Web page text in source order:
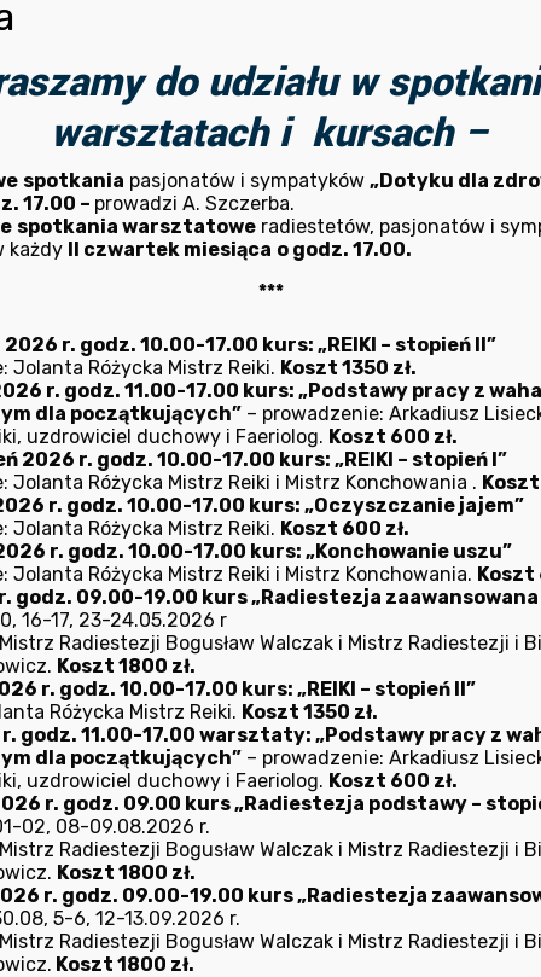
10.00 rozpoczęcie kursu:„REIKI – stopień II”–
28 sierpnia 2022 r.
godz. 09.00 rozpoczęcie kursu:
Radiestezji i Bioenergoterapii.Kontynuacja 11.09,
godz. 17.00 rozpoczęcie nowej edycji kursu:„Dotyk dla
instruktor kinezjologii stosowanej Antoni Szczerba.
r.
r.godz. 10.00 rozpoczęcie kursu:„Terapie Misami –
nauczyciel i instruktor Terapii Dźwiękiem mgr
2022 r.
18.00 wykład
pt. „REIKI
(wstęp
W piątek 8
Stowarzyszenie
wykład pt.
podświadomości” –
do udziału w
warsztatach i kursach –
spotkania pasjonatów i sympatyków „Dotyku dla
17.00 – prowadzi A. Szczerba.
spotkania warsztatoweradiestetów, pasjonatów i
każdy II czwartek miesiąca o godz. 17.00.
***
r. godz. 10.00-17.00 kurs: „REIKI – stopień II”
Jolanta Różycka Mistrz Reiki. Koszt 1350 zł.
r. godz. 11.00-17.00 kurs: „Podstawy pracy z
dla początkujących”– prowadzenie: Arkadiusz
uzdrowiciel duchowy i Faeriolog. Koszt 600 zł.
2026 r. godz. 10.00-17.00 kurs: „REIKI – stopień I”
Jolanta Różycka Mistrz Reiki i Mistrz Konchowania . Koszt
r. godz. 10.00-17.00 kurs: „Oczyszczanie jajem”
Jolanta Różycka Mistrz Reiki. Koszt 600 zł.
r. godz. 10.00-17.00 kurs: „Konchowanie uszu”
Jolanta Różycka Mistrz Reiki i Mistrz Konchowania. Koszt
godz. 09.00-19.00 kurs „Radiestezja zaawansowana
16-17, 23-24.05.2026 r
Radiestezji Bogusław Walczak i Mistrz Radiestezji i
Koszt 1800 zł.
r. godz. 10.00-17.00 kurs: „REIKI – stopień II”
Różycka Mistrz Reiki. Koszt 1350 zł.
godz. 11.00-17.00 warsztaty: „Podstawy pracy z
dla początkujących”– prowadzenie: Arkadiusz
uzdrowiciel duchowy i Faeriolog. Koszt 600 zł.
r. godz. 09.00 kurs „Radiestezja podstawy –
02, 08-09.08.2026 r.
Radiestezji Bogusław Walczak i Mistrz Radiestezji i
Koszt 1800 zł.
r. godz. 09.00-19.00 kurs „Radiestezja
5-6, 12-13.09.2026 r.
Radiestezji Bogusław Walczak i Mistrz Radiestezji i
Koszt 1800 zł.